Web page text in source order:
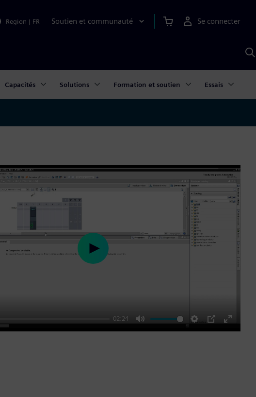
Region | FR Soutien et communauté Se connecter
Capacités Solutions Formation et soutien Essais
02:24
Mute Settings
PIP
Enter
Play